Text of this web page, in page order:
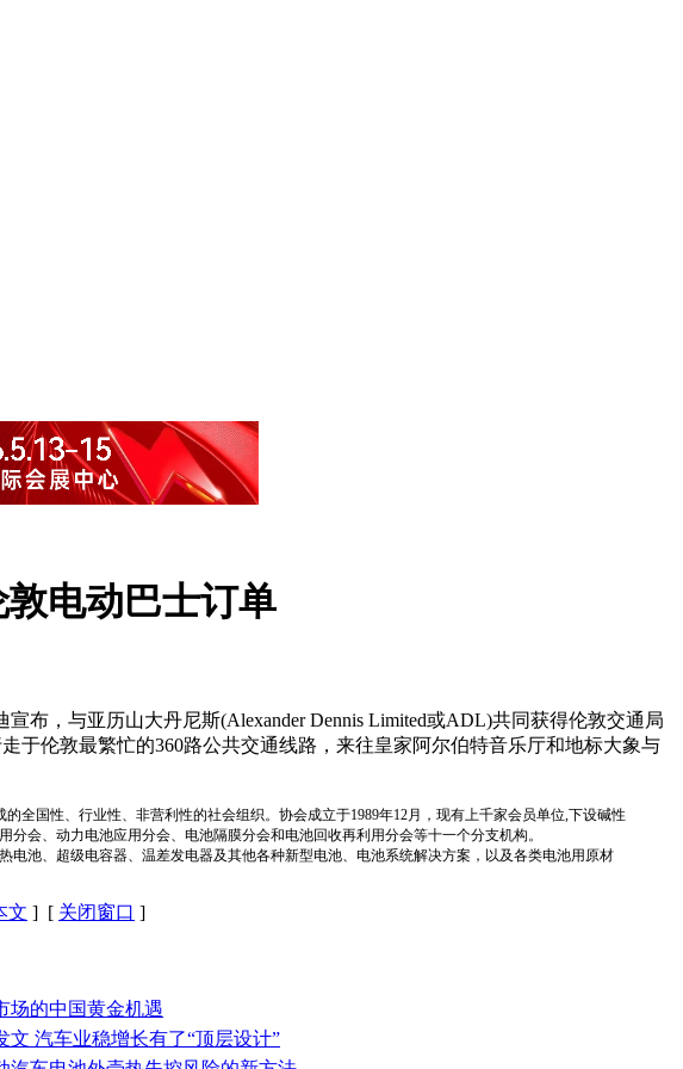
电动巴士订单
布，与亚历山大丹尼斯(Alexander Dennis Limited或ADL)共同获得伦敦交通局
于伦敦最繁忙的360路公共交通线路，来往皇家阿尔伯特音乐厅和地标大象与
全国性、行业性、非营利性的社会组织。协会成立于1989年12月，现有上千家会员单位,下设碱性
会、动力电池应用分会、电池隔膜分会和电池回收再利用分会等十一个分支机构。
池、超级电容器、温差发电器及其他各种新型电池、电池系统解决方案，以及各类电池用原材
文 ] [ 关闭窗口 ]
场的中国黄金机遇
文 汽车业稳增长有了“顶层设计”